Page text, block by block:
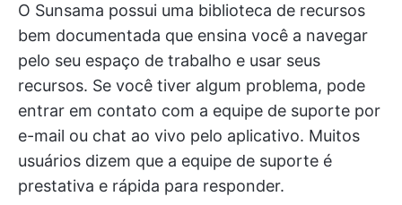
O Sunsama possui uma biblioteca de recursos
bem documentada que ensina você a navegar
pelo seu espaço de trabalho e usar seus
recursos. Se você tiver algum problema, pode
entrar em contato com a equipe de suporte por
e-mail ou chat ao vivo pelo aplicativo. Muitos
usuários dizem que a equipe de suporte é
prestativa e rápida para responder.